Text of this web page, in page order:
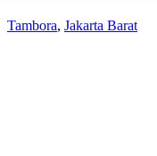
Tambora, Jakarta Barat